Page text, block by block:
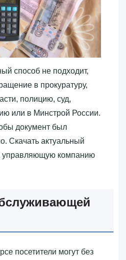
способ не подходит,
в прокуратуру,
полицию, суд,
или в Минстрой России.
документ был
Скачать актуальный
управляющую компанию
посетители могут без